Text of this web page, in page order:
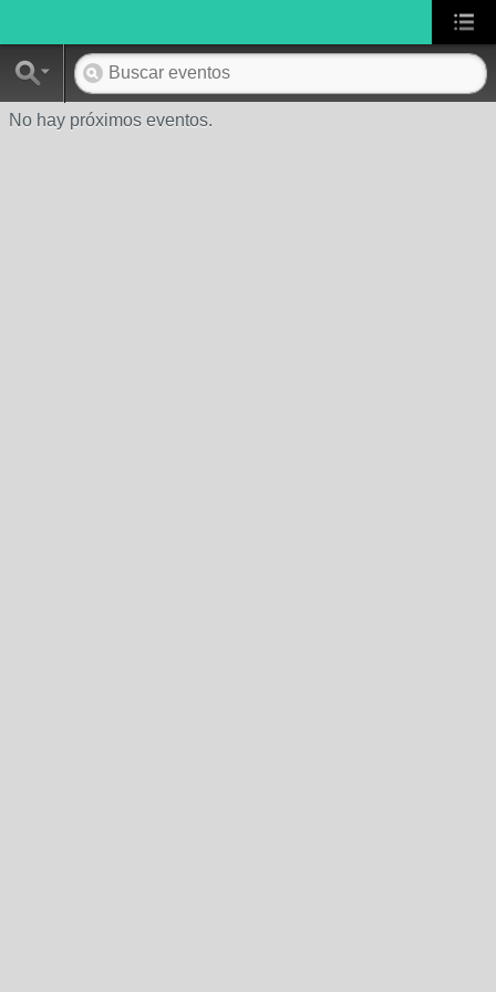
No hay próximos eventos.